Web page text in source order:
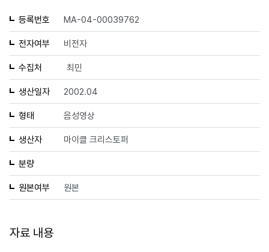
등록번호 MA-04-00039762
전자여부 비전자
수집처 최민
생산일자 2002.04
형태 음성영상
생산자 마이클 크리스토퍼
분량
원본여부 원본
자료 내용